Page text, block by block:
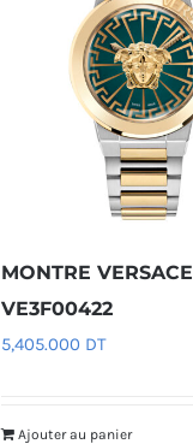
MONTRE VERSACE
VE3F00422
5,405.000 DT
Ajouter au panier